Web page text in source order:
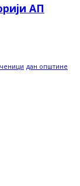
АП
дан општине